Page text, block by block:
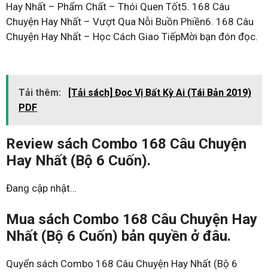
Hay Nhất – Phẩm Chất – Thói Quen Tốt5. 168 Câu
Chuyện Hay Nhất – Vượt Qua Nỗi Buồn Phiền6. 168 Câu
Chuyện Hay Nhất – Học Cách Giao TiếpMời bạn đón đọc.
Tải thêm:
[Tải sách] Đọc Vị Bất Kỳ Ai (Tái Bản 2019)
PDF
Review sách Combo 168 Câu Chuyện
Hay Nhất (Bộ 6 Cuốn).
Đang cập nhật…
Mua sách Combo 168 Câu Chuyện Hay
Nhất (Bộ 6 Cuốn) bản quyền ở đâu.
Quyển sách Combo 168 Câu Chuyện Hay Nhất (Bộ 6